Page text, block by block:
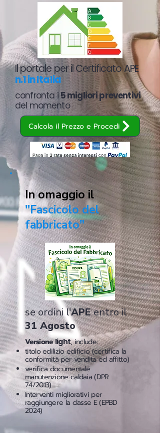
Il portale per il Certificato APE
n.1 in Italia
confronta i 5 migliori preventivi
del momento
Calcola il Prezzo e Procedi
In omaggio il
"Fascicolo del
fabbricato"
se ordini l'APEentro il
31 Agosto
Versionelight, include:
titolo edilizio edificio (certifica la
conformità per vendita ed affitto)
verifica documentale
manutenzione caldaia (DPR
74/2013)
Interventi migliorativi per
raggiungere la classe E (EPBD
2024)